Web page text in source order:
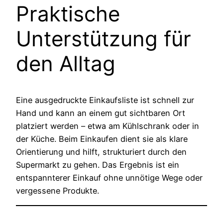
Praktische
Unterstützung für
den Alltag
Eine ausgedruckte Einkaufsliste ist schnell zur
Hand und kann an einem gut sichtbaren Ort
platziert werden – etwa am Kühlschrank oder in
der Küche. Beim Einkaufen dient sie als klare
Orientierung und hilft, strukturiert durch den
Supermarkt zu gehen. Das Ergebnis ist ein
entspannterer Einkauf ohne unnötige Wege oder
vergessene Produkte.